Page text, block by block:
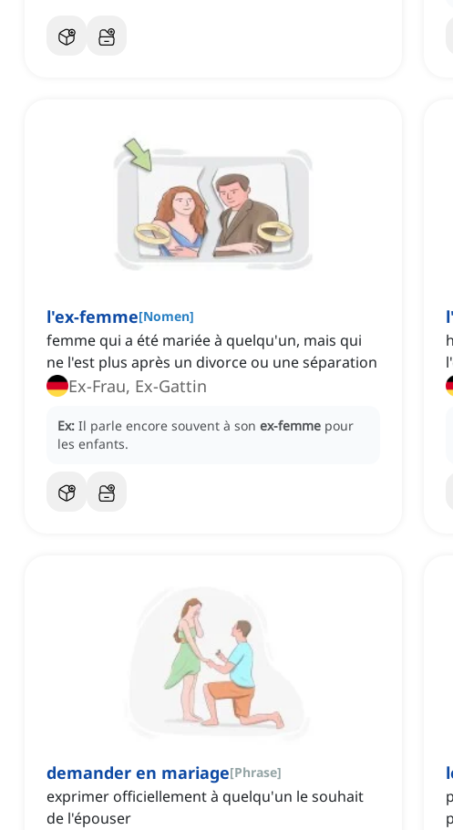
l'ex-femme[Nomen]
femme qui a été mariée à quelqu'un, mais qui
ne l'est plus après un divorce ou une séparation
Ex-Frau, Ex-Gattin
Ex: Il parle encore souvent à son ex-femme pour
les enfants.
demander en mariage[Phrase]
exprimer officiellement à quelqu'un le souhait
de l'épouser